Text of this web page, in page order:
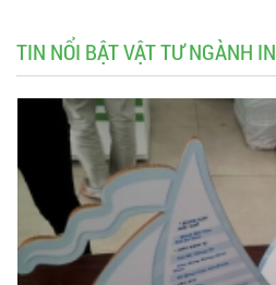
TIN NỔI BẬT VẬT TƯ NGÀNH IN